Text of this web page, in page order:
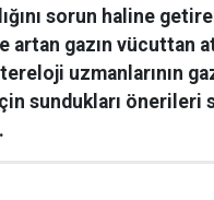
sorun haline
artan gazın vücuttan
uzmanlarının
sundukları önerileri